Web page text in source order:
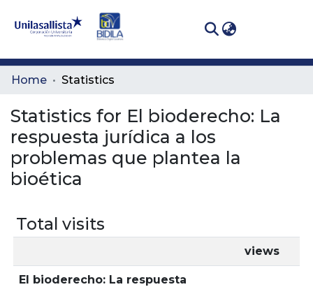
Communities
All of DSpace
Home Statistics
Statistics for El bioderecho: La
respuesta jurídica a los
problemas que plantea la
bioética
Total visits
views
El bioderecho: La respuesta